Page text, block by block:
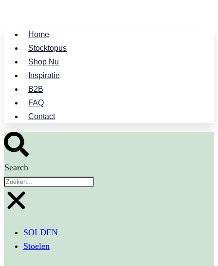
Home
Stocktopus
Shop Nu
Inspiratie
B2B
FAQ
Contact
Search
SOLDEN
Stoelen